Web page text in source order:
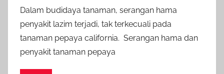
Dalam budidaya tanaman, serangan hama
penyakit lazim terjadi, tak terkecuali pada
tanaman pepaya california. Serangan hama dan
penyakit tanaman pepaya